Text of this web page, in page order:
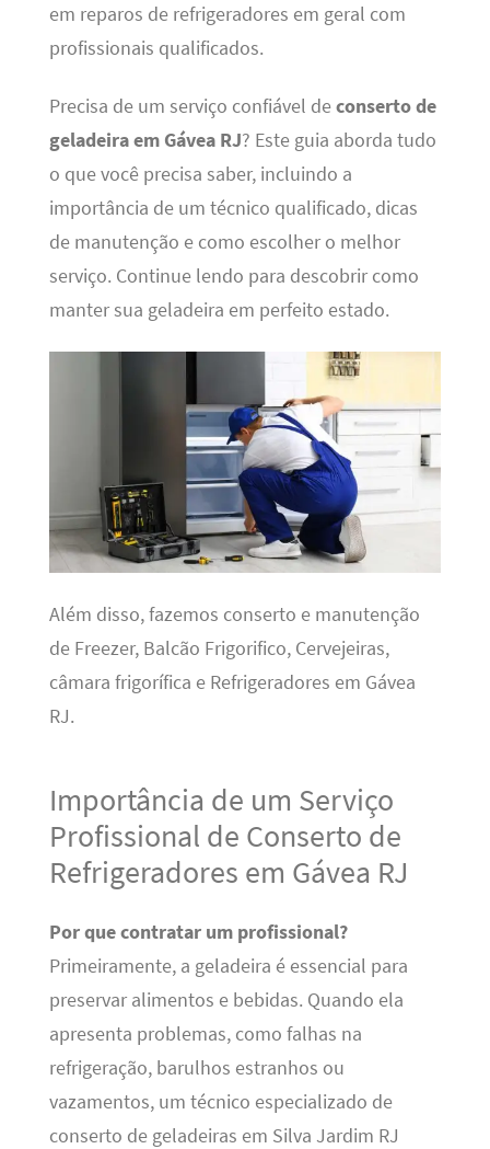
em reparos de refrigeradores em geral com
profissionais qualificados.
Precisa de um serviço confiável deconserto de
geladeira em Gávea RJ? Este guia aborda tudo
o que você precisa saber, incluindo a
importância de um técnico qualificado, dicas
de manutenção e como escolher o melhor
serviço. Continue lendo para descobrir como
manter sua geladeira em perfeito estado.
Além disso, fazemos conserto e manutenção
de Freezer, Balcão Frigorifico, Cervejeiras,
câmara frigorífica e Refrigeradores em Gávea
RJ.
Importância de um Serviço
Profissional de Conserto de
Refrigeradores em Gávea RJ
Por que contratar um profissional?
Primeiramente, a geladeira é essencial para
preservar alimentos e bebidas. Quando ela
apresenta problemas, como falhas na
refrigeração, barulhos estranhos ou
vazamentos, um técnico especializado de
conserto de geladeiras em Silva Jardim RJ